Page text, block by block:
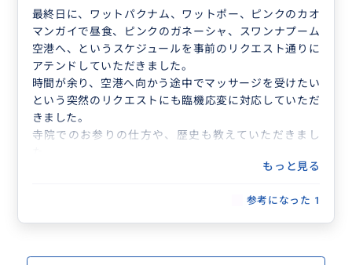
最終日に、ワットパクナム、ワットポー、ピンクのカオ
マンガイで昼食、ピンクのガネーシャ、スワンナプーム
空港へ、というスケジュールを事前のリクエスト通りに
アテンドしていただきました。
時間が余り、空港へ向かう途中でマッサージを受けたい
という突然のリクエストにも臨機応変に対応していただ
きました。
寺院でのお参りの仕方や、歴史も教えていただきまし
とてもお話し上手なガイドさんと、優しいドライバーさ
もっと見る
参考になった 1